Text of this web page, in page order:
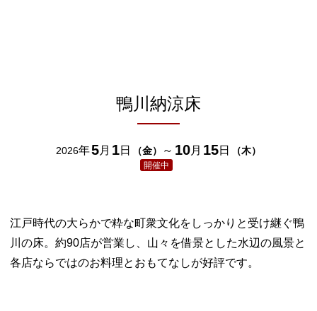
鴨川納涼床
開催中
2026年5月 1日 （金） ～ 10月 15日 （木）
江戸時代の大らかで粋な町衆文化をしっかりと受け継ぐ鴨
川の床。約90店が営業し、山々を借景とした水辺の風景と
各店ならではのお料理とおもてなしが好評です。